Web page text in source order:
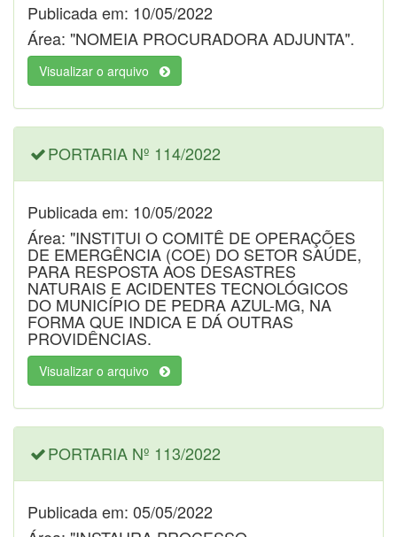
Publicada em: 10/05/2022
Área: "NOMEIA PROCURADORA ADJUNTA".
Visualizar o arquivo
PORTARIA Nº 114/2022
Publicada em: 10/05/2022
Área: "INSTITUI O COMITÊ DE OPERAÇÕES
DE EMERGÊNCIA (COE) DO SETOR SAÚDE,
PARA RESPOSTA AOS DESASTRES
NATURAIS E ACIDENTES TECNOLÓGICOS
DO MUNICÍPIO DE PEDRA AZUL-MG, NA
FORMA QUE INDICA E DÁ OUTRAS
PROVIDÊNCIAS.
Visualizar o arquivo
PORTARIA Nº 113/2022
Publicada em: 05/05/2022